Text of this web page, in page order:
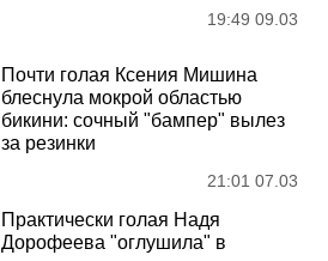
19:49 09.03
Почти голая Ксения Мишина
блеснула мокрой областью
бикини: сочный "бампер" вылез
за резинки
21:01 07.03
Практически голая Надя
Дорофеева "оглушила" в